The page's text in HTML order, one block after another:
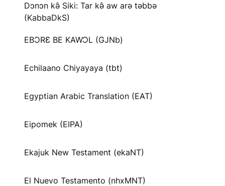
Dɔnɔn kə̂ Siki: Tar kə̂ aw arə təbbə
(KabbaDkS)
EBƆRƐ BE KAWƆL (GJNb)
Echilaano Chiyayaya (tbt)
Egyptian Arabic Translation (EAT)
Eipomek (EIPA)
Ekajuk New Testament (ekaNT)
El Nuevo Testamento (nhxMNT)